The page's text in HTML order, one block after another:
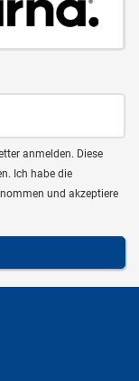
anmelden. Diese
Ich habe die
und akzeptiere